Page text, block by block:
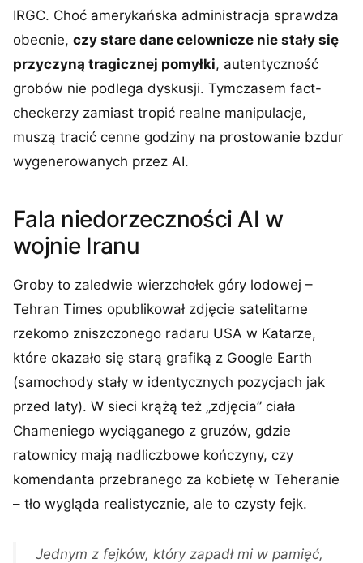
IRGC. Choć amerykańska administracja sprawdza
obecnie, czy stare dane celownicze nie stały się
przyczyną tragicznej pomyłki, autentyczność
grobów nie podlega dyskusji. Tymczasem fact-
checkerzy zamiast tropić realne manipulacje,
muszą tracić cenne godziny na prostowanie bzdur
wygenerowanych przez AI.
Fala niedorzeczności AI w
wojnie Iranu
Groby to zaledwie wierzchołek góry lodowej –
Tehran Times opublikował zdjęcie satelitarne
rzekomo zniszczonego radaru USA w Katarze,
które okazało się starą grafiką z Google Earth
(samochody stały w identycznych pozycjach jak
przed laty). W sieci krążą też „zdjęcia” ciała
Chameniego wyciąganego z gruzów, gdzie
ratownicy mają nadliczbowe kończyny, czy
komendanta przebranego za kobietę w Teheranie
– tło wygląda realistycznie, ale to czysty fejk.
Jednym z fejków, który zapadł mi w pamięć,